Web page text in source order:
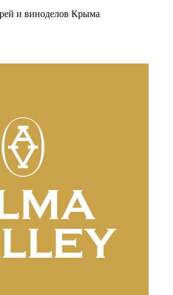
и виноделов Крыма